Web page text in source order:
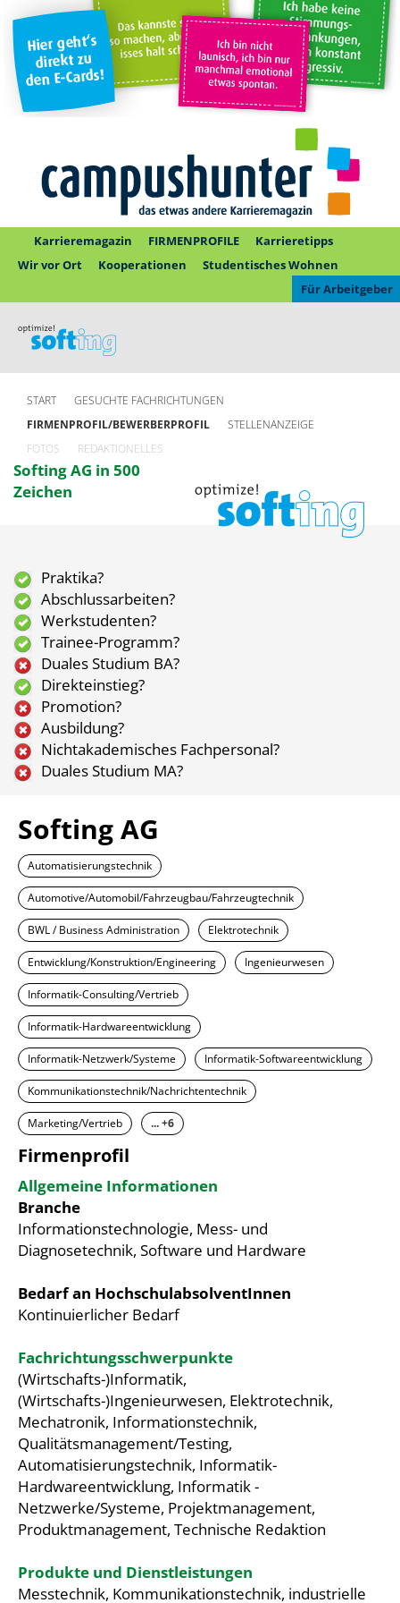
Karrieremagazin FIRMENPROFILE
Karrieretipps
Wir vor Ort
Kooperationen
Studentisches Wohnen
Für Arbeitgeber
START
GESUCHTE FACHRICHTUNGEN
FIRMENPROFIL/BEWERBERPROFIL
STELLENANZEIGE
FOTOS
REDAKTIONELLES
Softing AG in 500
Zeichen
Praktika?
Abschlussarbeiten?
Werkstudenten?
Trainee-Programm?
Duales Studium BA?
Direkteinstieg?
Promotion?
Ausbildung?
Nichtakademisches Fachpersonal?
Duales Studium MA?
Softing AG
Automatisierungstechnik
Automotive/Automobil/Fahrzeugbau/Fahrzeugtechnik
BWL / Business Administration Elektrotechnik
Entwicklung/Konstruktion/Engineering Ingenieurwesen
Informatik-Consulting/Vertrieb
Informatik-Hardwareentwicklung
Informatik-Netzwerk/Systeme Informatik-Softwareentwicklung
Kommunikationstechnik/Nachrichtentechnik
Marketing/Vertrieb ... +6
Firmenprofil
Allgemeine Informationen
Branche
Informationstechnologie, Mess- und
Diagnosetechnik, Software und Hardware
Bedarf an HochschulabsolventInnen
Kontinuierlicher Bedarf
Fachrichtungsschwerpunkte
(Wirtschafts-)Informatik,
(Wirtschafts-)Ingenieurwesen, Elektrotechnik,
Mechatronik, Informationstechnik,
Qualitätsmanagement/Testing,
Automatisierungstechnik, Informatik-
Hardwareentwicklung, Informatik -
Netzwerke/Systeme, Projektmanagement,
Produktmanagement, Technische Redaktion
Produkte und Dienstleistungen
Messtechnik, Kommunikationstechnik, industrielle